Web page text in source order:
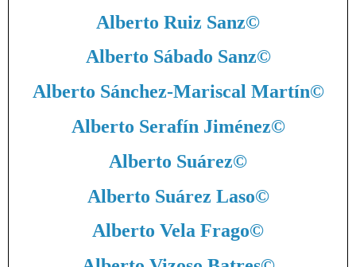
Alberto Ruiz Sanz©
Alberto Sábado Sanz©
Alberto Sánchez-Mariscal Martín©
Alberto Serafín Jiménez©
Alberto Suárez©
Alberto Suárez Laso©
Alberto Vela Frago©